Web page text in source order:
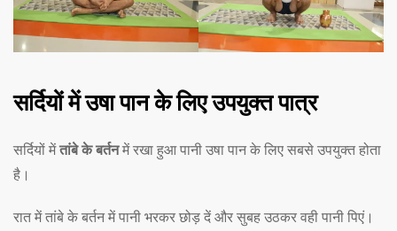
सर्दियों में उषा पान के लिए उपयुक्त पात्र
सर्दियों मेंतांबे के बर्तनमें रखा हुआ पानी उषा पान के लिए सबसे उपयुक्त होता
है।
रात में तांबे के बर्तन में पानी भरकर छोड़ दें और सुबह उठकर वही पानी पिएं।